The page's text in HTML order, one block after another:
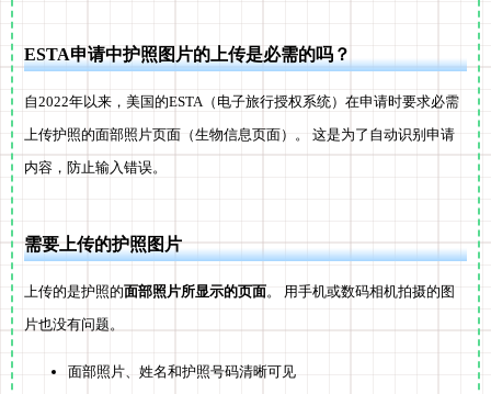
ESTA申请中护照图片的上传是必需的吗？
自2022年以来，美国的ESTA（电子旅行授权系统）在申请时要求必需
上传护照的面部照片页面（生物信息页面）。 这是为了自动识别申请
内容，防止输入错误。
需要上传的护照图片
上传的是护照的面部照片所显示的页面。 用手机或数码相机拍摄的图
片也没有问题。
面部照片、姓名和护照号码清晰可见